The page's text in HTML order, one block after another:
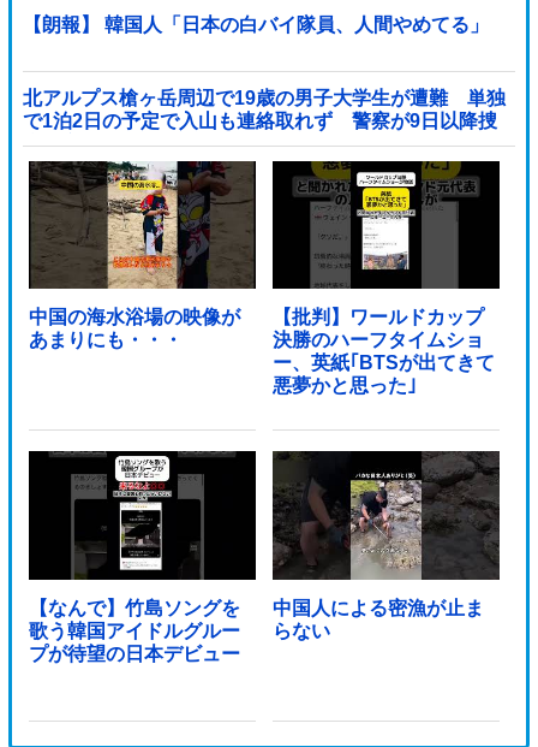
【朗報】 韓国人「日本の白バイ隊員、人間やめてる」
北アルプス槍ヶ岳周辺で19歳の男子大学生が遭難 単独
で1泊2日の予定で入山も連絡取れず 警察が9日以降捜
索予定他
中国の海水浴場の映像が
あまりにも・・・
【批判】ワールドカップ
決勝のハーフタイムショ
ー、英紙｢BTSが出てきて
悪夢かと思った｣
【なんで】竹島ソングを
歌う韓国アイドルグルー
プが待望の日本デビュー
中国人による密漁が止ま
らない